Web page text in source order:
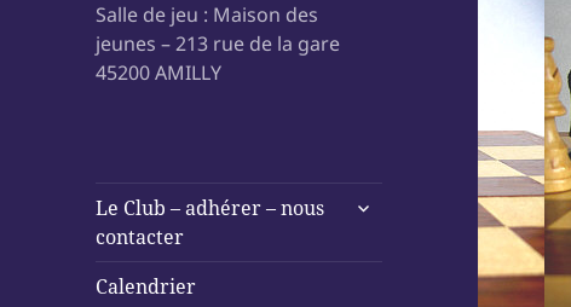
Salle de jeu : Maison des
jeunes – 213 rue de la gare
45200 AMILLY
Le Club – adhérer – nous
contacter
ouvrir
Calendrier